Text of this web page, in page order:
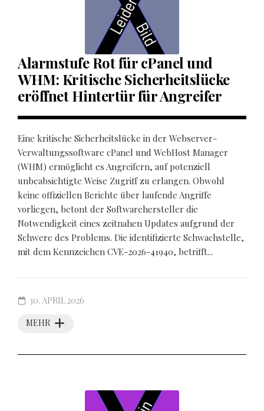
Alarmstufe Rot für cPanel und
WHM: Kritische Sicherheitslücke
eröffnet Hintertür für Angreifer
Eine kritische Sicherheitslücke in der Webserver-
Verwaltungssoftware cPanel und WebHost Manager
(WHM) ermöglicht es Angreifern, auf potenziell
unbeabsichtigte Weise Zugriff zu erlangen. Obwohl
keine offiziellen Berichte über laufende Angriffe
vorliegen, betont der Softwarehersteller die
Notwendigkeit eines zeitnahen Updates aufgrund der
Schwere des Problems. Die identifizierte Schwachstelle,
mit dem Kennzeichen CVE-2026-41940, betrifft...
MEHR
30. APRIL 2026